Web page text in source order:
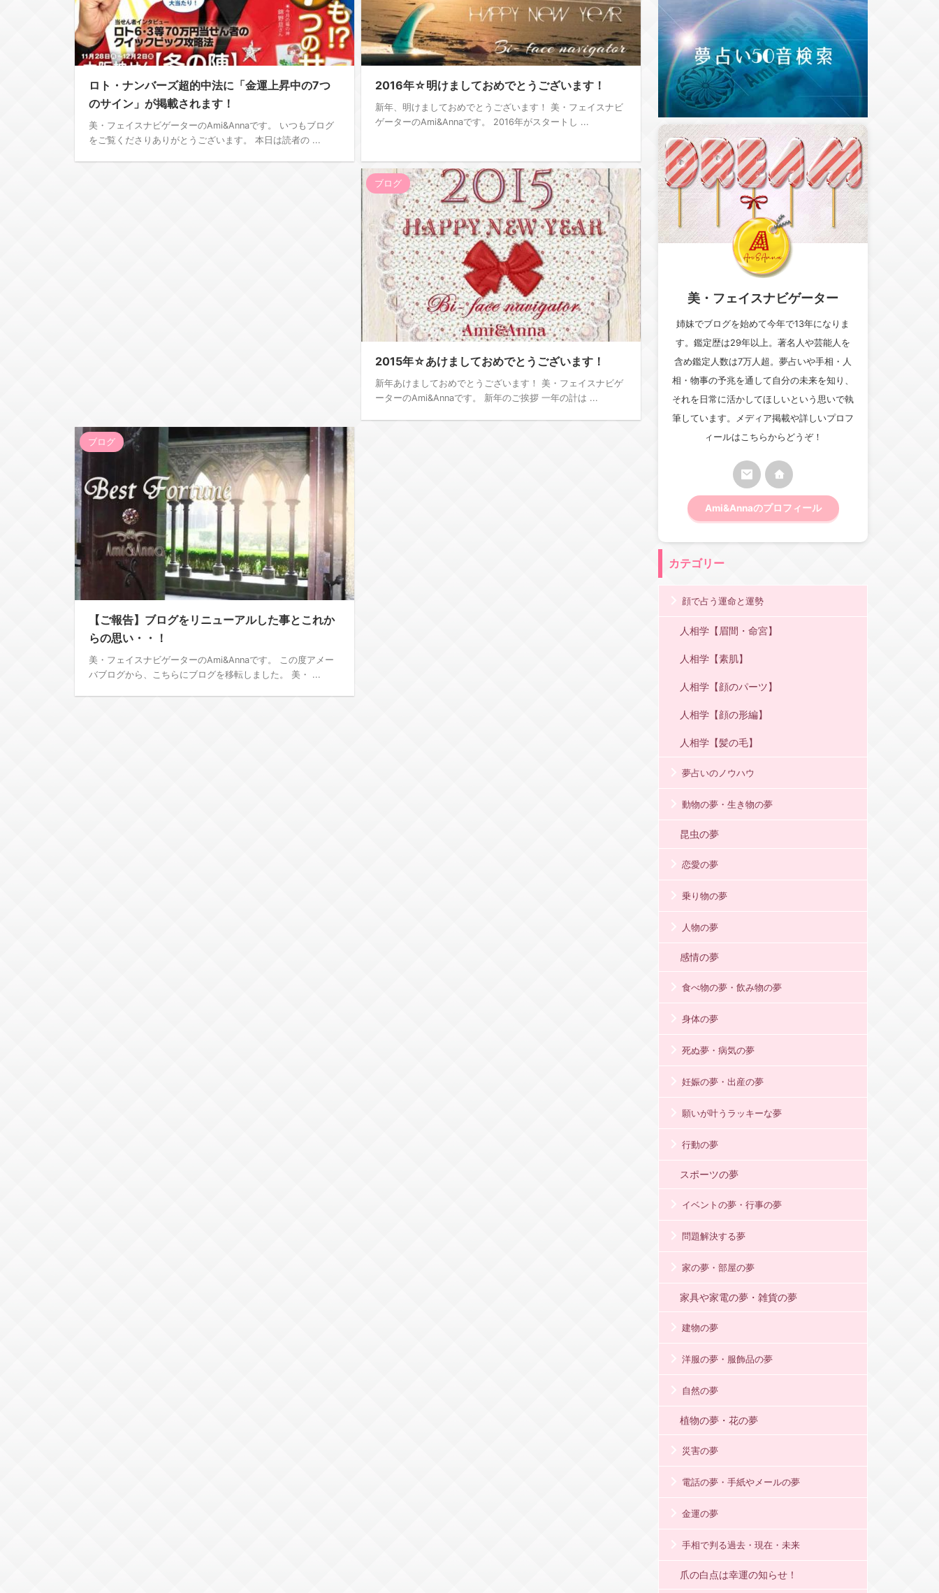
ロト・ナンバーズ超的中法に「金運上昇中の7つ
のサイン」が掲載されます！
美・フェイスナビゲーターのAmi&Annaです。 いつもブログ
をご覧くださりありがとうございます。 本日は読者の ...
2016年☆明けましておめでとうございます！
新年、明けましておめでとうございます！ 美・フェイスナビ
ゲーターのAmi&Annaです。 2016年がスタートし ...
ブログ
2015年☆あけましておめでとうございます！
新年あけましておめでとうございます！ 美・フェイスナビゲ
ーターのAmi&Annaです。 新年のご挨拶 一年の計は ...
ブログ
【ご報告】ブログをリニューアルした事とこれか
らの思い・・！
美・フェイスナビゲーターのAmi&Annaです。 この度アメー
バブログから、こちらにブログを移転しました。 美・ ...
美・フェイスナビゲーター
姉妹でブログを始めて今年で13年になりま
す。鑑定歴は29年以上。著名人や芸能人を
含め鑑定人数は7万人超。夢占いや手相・人
相・物事の予兆を通して自分の未来を知り、
それを日常に活かしてほしいという思いで執
筆しています。メディア掲載や詳しいプロフ
ィールはこちらからどうぞ！
Ami&Annaのプロフィール
カテゴリー
顔で占う運命と運勢
人相学【眉間・命宮】
人相学【素肌】
人相学【顔のパーツ】
人相学【顔の形編】
人相学【髪の毛】
夢占いのノウハウ
動物の夢・生き物の夢
昆虫の夢
恋愛の夢
乗り物の夢
人物の夢
感情の夢
食べ物の夢・飲み物の夢
身体の夢
死ぬ夢・病気の夢
妊娠の夢・出産の夢
願いが叶うラッキーな夢
行動の夢
スポーツの夢
イベントの夢・行事の夢
問題解決する夢
家の夢・部屋の夢
家具や家電の夢・雑貨の夢
建物の夢
洋服の夢・服飾品の夢
自然の夢
植物の夢・花の夢
災害の夢
電話の夢・手紙やメールの夢
金運の夢
手相で判る過去・現在・未来
爪の白点は幸運の知らせ！